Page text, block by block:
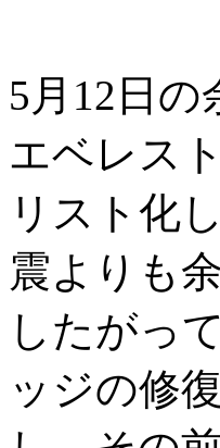
5月12日
エベレス
リスト化
震よりも
したがっ
ッジの修